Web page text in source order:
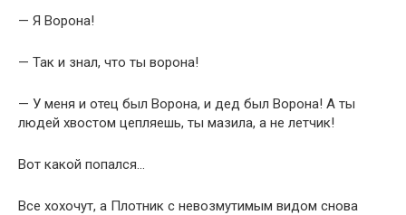
— Я Ворона!
— Так и знал, что ты ворона!
— У меня и отец был Ворона, и дед был Ворона! А ты
людей хвостом цепляешь, ты мазила, а не летчик!
Вот какой попался…
Все хохочут, а Плотник с невозмутимым видом снова